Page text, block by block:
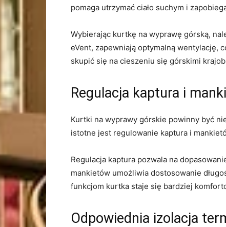
⁢pomaga ⁣utrzymać ​ciało suchym i
Wybierając kurtkę ‌na wyprawę górską,
eVent, zapewniają ‍optymalną wentylację,
skupić się na cieszeniu się górskimi
Regulacja kaptura i
Kurtki na wyprawy górskie powinny być
istotne jest​ regulowanie kaptura i
Regulacja‌ kaptura pozwala na
mankietów⁢ umożliwia dostosowanie
funkcjom kurtka staje się bardziej
Odpowiednia izolacja